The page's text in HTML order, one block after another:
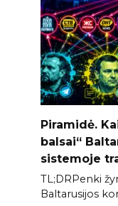
Piramidė.
balsai“
sistemoje
TL;DRPenki
Baltarusijos